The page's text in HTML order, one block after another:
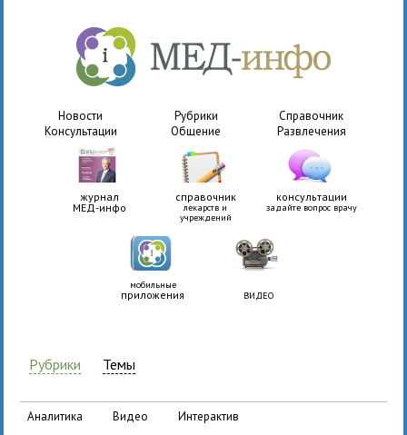
Новости Рубрики
Справочник
Консультации
Общение Развлечения
журнал
МЕД-инфо
справочник
лекарств и
учреждений
консультации
задайте вопрос врачу
мобильные
приложения ВИДЕО
Рубрики Темы
аналитика видео
интерактив